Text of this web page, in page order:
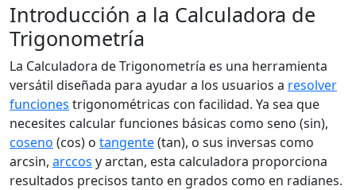
Introducción a la Calculadora de
Trigonometría
La Calculadora de Trigonometría es una herramienta
versátil diseñada para ayudar a los usuarios a resolver
funciones trigonométricas con facilidad. Ya sea que
necesites calcular funciones básicas como seno (sin),
coseno (cos) o tangente(tan), o sus inversas como
arcsin, arccos y arctan, esta calculadora proporciona
resultados precisos tanto en grados como en radianes.